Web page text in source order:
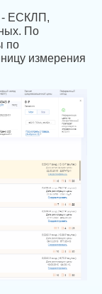
- ЕСКЛП,
По
по
измерения